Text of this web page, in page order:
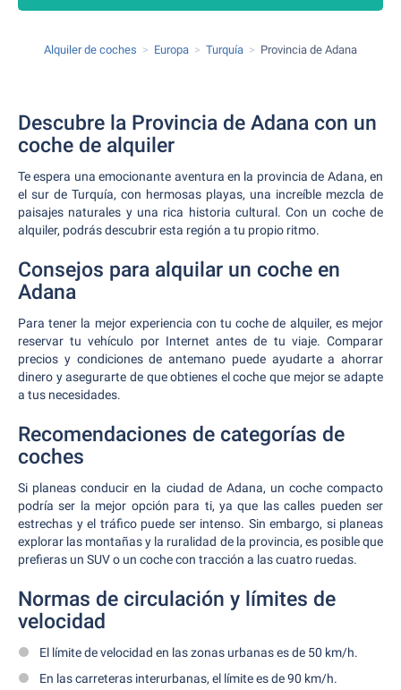
Alquiler de coches Europa Turquía Provincia de Adana
Descubre la Provincia de Adana con un
coche de alquiler
Te espera una emocionante aventura en la provincia de Adana, en
el sur de Turquía, con hermosas playas, una increíble mezcla de
paisajes naturales y una rica historia cultural. Con un coche de
alquiler, podrás descubrir esta región a tu propio ritmo.
Consejos para alquilar un coche en
Adana
Para tener la mejor experiencia con tu coche de alquiler, es mejor
reservar tu vehículo por Internet antes de tu viaje. Comparar
precios y condiciones de antemano puede ayudarte a ahorrar
dinero y asegurarte de que obtienes el coche que mejor se adapte
a tus necesidades.
Recomendaciones de categorías de
coches
Si planeas conducir en la ciudad de Adana, un coche compacto
podría ser la mejor opción para ti, ya que las calles pueden ser
estrechas y el tráfico puede ser intenso. Sin embargo, si planeas
explorar las montañas y la ruralidad de la provincia, es posible que
prefieras un SUV o un coche con tracción a las cuatro ruedas.
Normas de circulación y límites de
velocidad
El límite de velocidad en las zonas urbanas es de 50 km/h.
En las carreteras interurbanas, el límite es de 90 km/h.